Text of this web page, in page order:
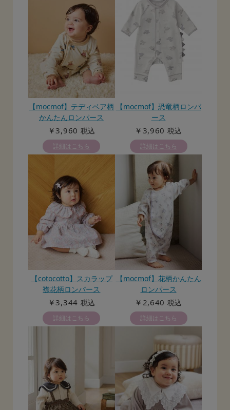
【mocmof】テディベア柄
かんたんロンパース
￥3,960 税込
詳細はこちら
【mocmof】恐竜柄ロンパ
ース
￥3,960 税込
詳細はこちら
【cotocotto】スカラップ
襟花柄ロンパース
￥3,344 税込
詳細はこちら
【mocmof】花柄かんたん
ロンパース
￥2,640 税込
詳細はこちら